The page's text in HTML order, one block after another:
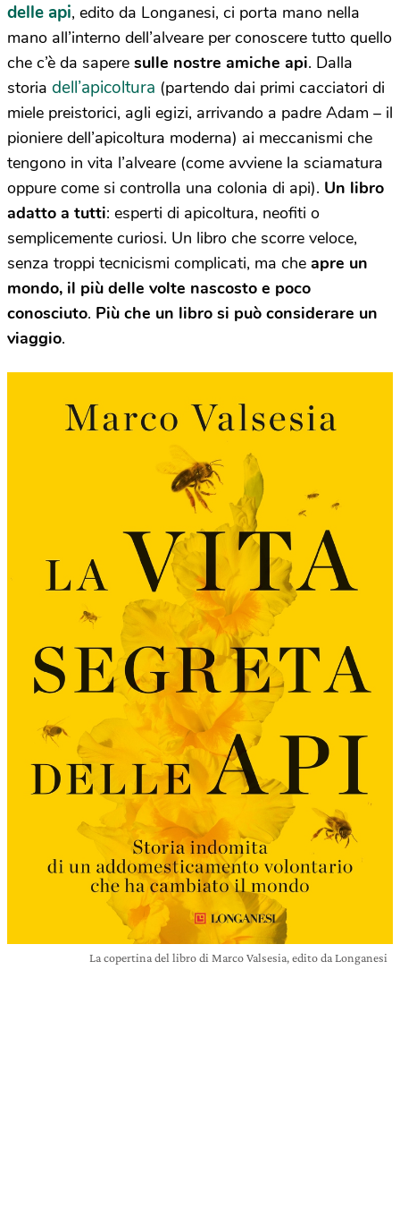
delle api, edito da Longanesi, ci porta mano nella
mano all’interno dell’alveare per conoscere tutto quello
che c’è da sapere sulle nostre amiche api. Dalla
storia dell’apicoltura (partendo dai primi cacciatori di
miele preistorici, agli egizi, arrivando a padre Adam – il
pioniere dell’apicoltura moderna) ai meccanismi che
tengono in vita l’alveare (come avviene la sciamatura
oppure come si controlla una colonia di api). Un libro
adatto a tutti: esperti di apicoltura, neofiti o
semplicemente curiosi. Un libro che scorre veloce,
senza troppi tecnicismi complicati, ma che apre un
mondo, il più delle volte nascosto e poco
conosciuto. Più che un libro si può considerare un
viaggio.
La copertina del libro di Marco Valsesia, edito da Longanesi